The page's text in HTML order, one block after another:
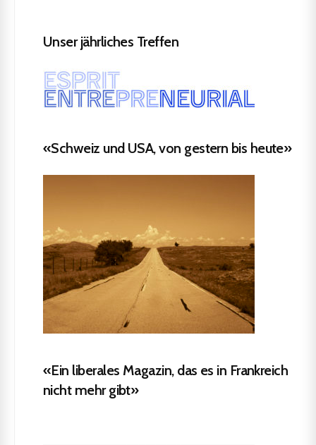
Unser jährliches Treffen
«Schweiz und USA, von gestern bis heute»
«Ein liberales Magazin, das es in Frankreich
nicht mehr gibt»